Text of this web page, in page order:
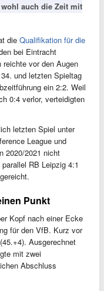
auch die Zeit mit
die Qualifikation für die
bei Eintracht
vor den Augen
und letzten Spieltag
ein 2:2. Weil
0:4 verlor, verteidigten
letzten Spiel unter
League und
2020/2021 nicht
RB Leipzig 4:1
Punkt
Kopf nach einer Ecke
für den VfB. Kurz vor
Ausgerechnet
mit zwei
Abschluss